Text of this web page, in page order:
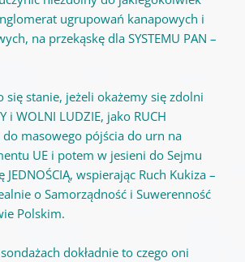
ugrupowań kanapowych i
na przekąskę dla SYSTEMU PAN –
się stanie, jeżeli okażemy się zdolni
i WOLNI LUDZIE, jako RUCH
do masowego pójścia do urn na
UE i potem w jesieni do Sejmu
wspierając Ruch Kukiza –
o Samorządność i Suwerenność
Polskim.
dokładnie to czego oni